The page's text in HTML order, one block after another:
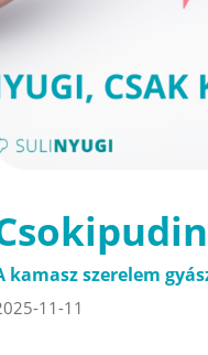
kamasz szerelem
11-11